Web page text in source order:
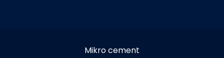
Mikro cement